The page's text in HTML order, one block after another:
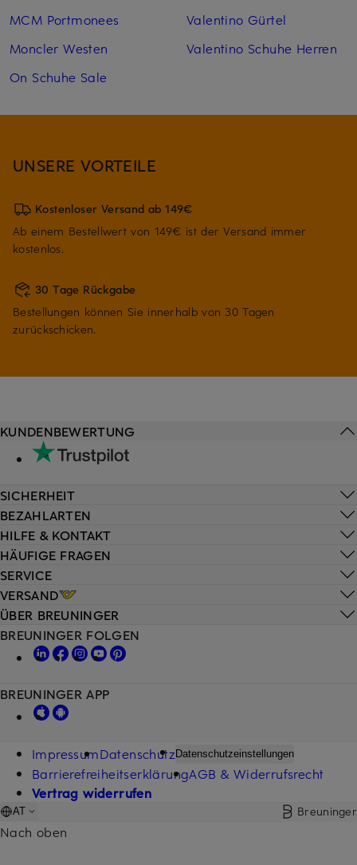
MCM Portmonees
Moncler Westen
On Schuhe Sale
Valentino Gürtel
Valentino Schuhe Herren
UNSERE VORTEILE
Kostenloser Versand ab 149€
Ab einem Bestellwert von 149€ ist der Versand immer
kostenlos.
30 Tage Rückgabe
Bestellungen können Sie innerhalb von 30 Tagen
zurückschicken.
HILFE & KONTAKT
HÄUFIGE FRAGEN
SERVICE
VERSAND
KUNDENBEWERTUNG
SICHERHEIT
BEZAHLARTEN
ÜBER BREUNINGER
BREUNINGER FOLGEN
BREUNINGER APP
ImpressumDatenschutz Datenschutzeinstellungen
BarrierefreiheitserklärungAGB & Widerrufsrecht
Vertrag widerrufen
AT Breuninger
Nach oben